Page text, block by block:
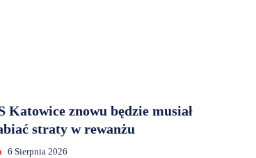
Katowice znowu będzie musiał
straty w rewanżu
6 Sierpnia 2026